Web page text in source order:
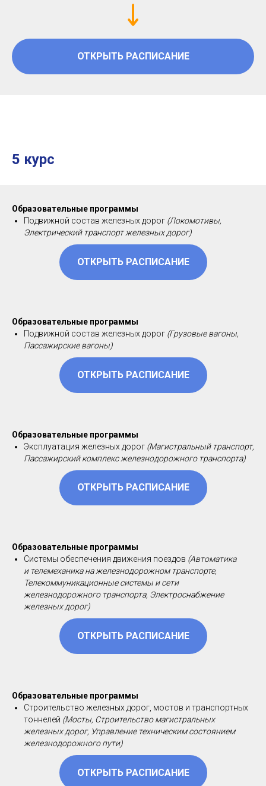
ОТКРЫТЬ РАСПИСАНИЕ
5 курс
Образовательные программы
Подвижной состав железных дорог (Локомотивы,
Электрический транспорт железных дорог)
ОТКРЫТЬ РАСПИСАНИЕ
Образовательные программы
Подвижной состав железных дорог (Грузовые вагоны,
Пассажирские вагоны)
ОТКРЫТЬ РАСПИСАНИЕ
Образовательные программы
Эксплуатация железных дорог (Магистральный транспорт,
Пассажирский комплекс железнодорожного транспорта)
ОТКРЫТЬ РАСПИСАНИЕ
Образовательные программы
Системы обеспечения движения поездов (Автоматика
и телемеханика на железнодорожном транспорте,
Телекоммуникационные системы и сети
железнодорожного транспорта, Электроснабжение
железных дорог)
ОТКРЫТЬ РАСПИСАНИЕ
Образовательные программы
Строительство железных дорог, мостов и транспортных
тоннелей (Мосты, Строительство магистральных
железных дорог, Управление техническим состоянием
железнодорожного пути)
ОТКРЫТЬ РАСПИСАНИЕ